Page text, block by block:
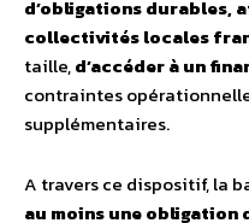
d’obligations durables,
collectivités locales
taille,d’accéder à un
contraintes
supplémentaires.
A travers ce dispositif, la
au moins une obligation